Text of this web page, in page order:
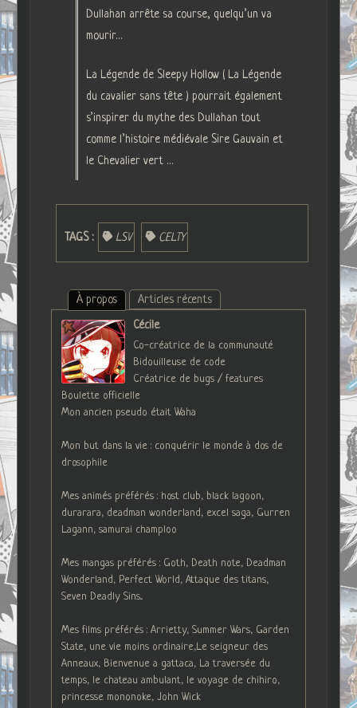
Dullahan arrête sa course, quelqu’un va
mourir…
La Légende de Sleepy Hollow ( La Légende
du cavalier sans tête ) pourrait également
s’inspirer du mythe des Dullahan tout
comme l’histoire médiévale Sire Gauvain et
le Chevalier vert …
TAGS : LSV CELTY
À propos
Articles récents
Cécile
Co-créatrice de la communauté
Bidouilleuse de code
Créatrice de bugs / features
Boulette officielle
Mon ancien pseudo était Waha
Mon but dans la vie : conquérir le monde à dos de
drosophile
Mes animés préférés : host club, black lagoon,
durarara, deadman wonderland, excel saga, Gurren
Lagann, samurai champloo
Mes mangas préférés : Goth, Death note, Deadman
Wonderland, Perfect World, Attaque des titans,
Seven Deadly Sins...
Mes films préférés : Arrietty, Summer Wars, Garden
State, une vie moins ordinaire,Le seigneur des
Anneaux, Bienvenue a gattaca, La traversée du
temps, le chateau ambulant, le voyage de chihiro,
princesse mononoke, John Wick